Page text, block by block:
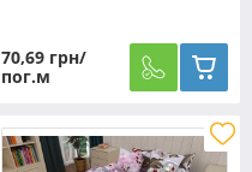
70,69 грн/
пог.м